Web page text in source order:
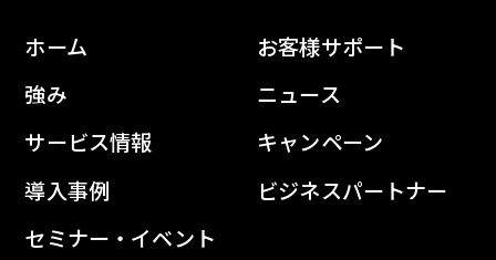
ホーム
強み
サービス情報
導入事例
セミナー・イベント
お客様サポート
ニュース
キャンペーン
ビジネスパートナー